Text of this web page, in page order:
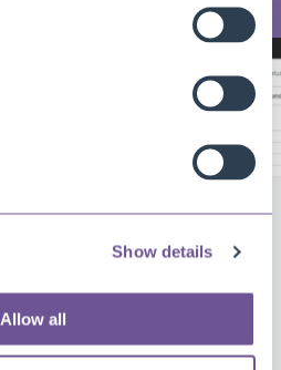
Show details
Allow all